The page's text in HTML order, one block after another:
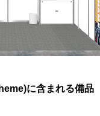
に含まれる備